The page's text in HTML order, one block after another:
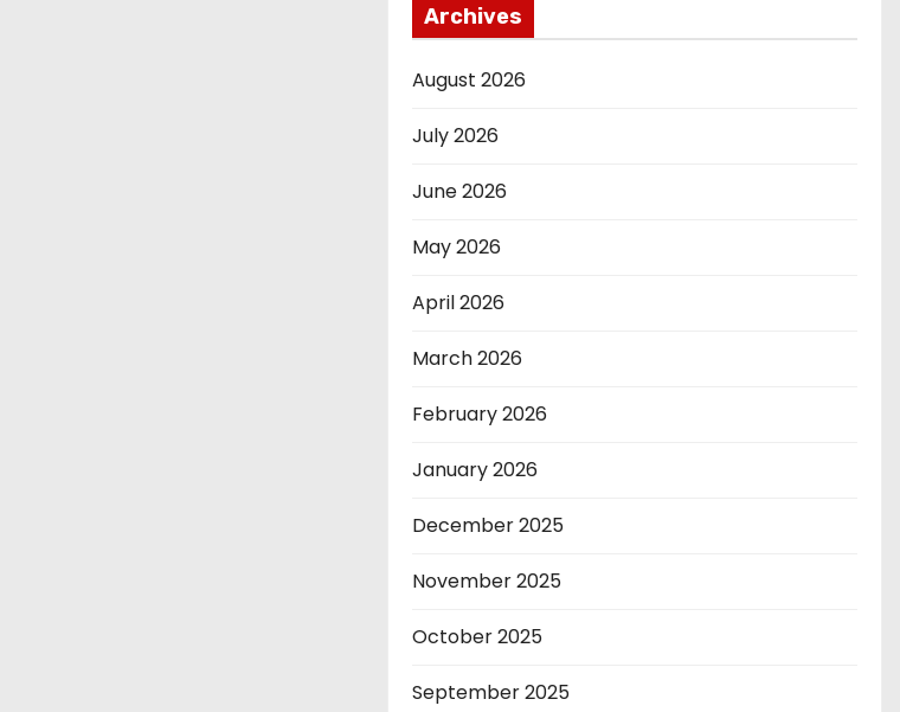
Archives
August 2026
July 2026
June 2026
May 2026
April 2026
March 2026
February 2026
January 2026
December 2025
November 2025
October 2025
September 2025